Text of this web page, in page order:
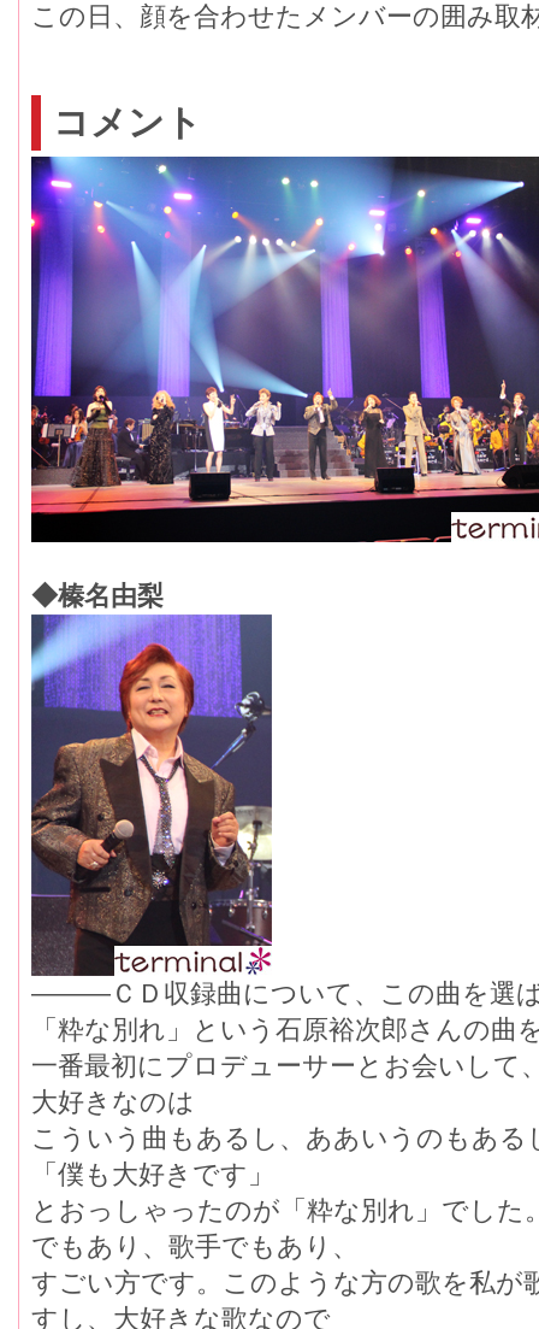
この日、顔を合わせたメンバーの囲み取
コメント
◆榛名由梨
―――ＣＤ収録曲について、この曲を選
「粋な別れ」という石原裕次郎さんの
一番最初にプロデューサーとお会いして
大好きなのは
こういう曲もあるし、ああいうのもある
「僕も大好きです」
とおっしゃったのが「粋な別れ」でした
でもあり、歌手でもあり、
すごい方です。このような方の歌を私が
すし、大好きな歌なので